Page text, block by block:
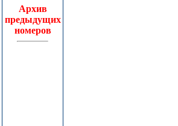
Архив
предыдущих
номеров